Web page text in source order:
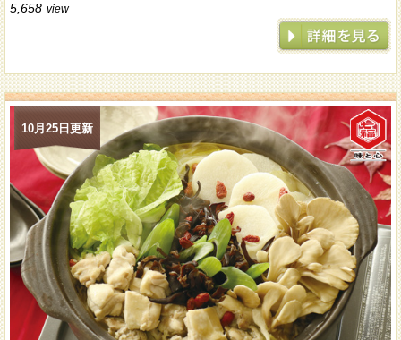
5,658 view
10月25日更新